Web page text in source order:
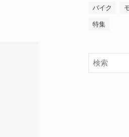
バイク
特集